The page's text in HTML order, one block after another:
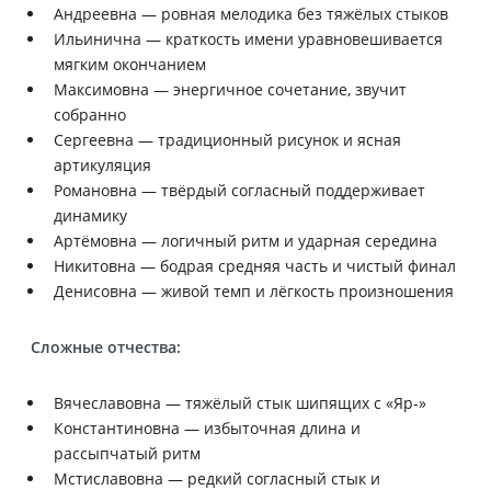
Андреевна — ровная мелодика без тяжёлых стыков
Ильинична — краткость имени уравновешивается
мягким окончанием
Максимовна — энергичное сочетание, звучит
собранно
Сергеевна — традиционный рисунок и ясная
артикуляция
Романовна — твёрдый согласный поддерживает
динамику
Артёмовна — логичный ритм и ударная середина
Никитовна — бодрая средняя часть и чистый финал
Денисовна — живой темп и лёгкость произношения
Сложные отчества:
Вячеславовна — тяжёлый стык шипящих с «Яр-»
Константиновна — избыточная длина и
рассыпчатый ритм
Мстиславовна — редкий согласный стык и